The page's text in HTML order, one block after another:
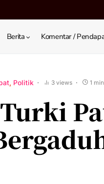
Berita Komentar /
Politik 3 views 1